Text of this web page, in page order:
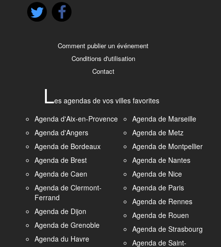
Comment publier un événement
Conditions d'utilisation
Contact
Les agendas de vos villes favorites
Agenda d'Aix-en-Provence
Agenda d'Angers
Agenda de Bordeaux
Agenda de Brest
Agenda de Caen
Agenda de Clermont-
Ferrand
Agenda de Dijon
Agenda de Grenoble
Agenda du Havre
Agenda de Marseille
Agenda de Metz
Agenda de Montpellier
Agenda de Nantes
Agenda de Nice
Agenda de Paris
Agenda de Rennes
Agenda de Rouen
Agenda de Strasbourg
Agenda de Saint-